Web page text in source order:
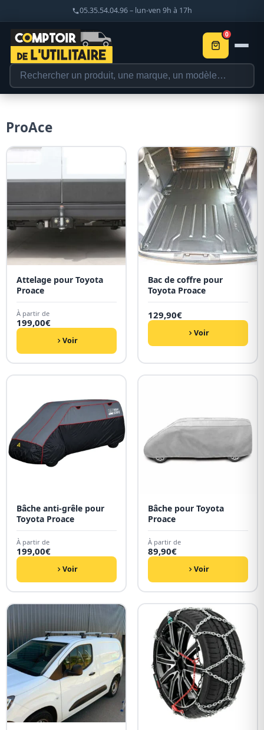
05.35.54.04.96 – lun-ven 9h à 17h
0
ProAce
Attelage pour Toyota
Proace
À partir de
199,00€
Voir
Bac de coffre pour
Toyota Proace
129,90€
Voir
Bâche anti-grêle pour
Toyota Proace
À partir de
199,00€
Voir
Bâche pour Toyota
Proace
À partir de
89,90€
Voir